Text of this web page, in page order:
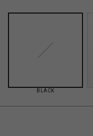
BLACK